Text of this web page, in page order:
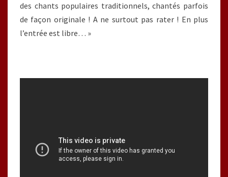
des chants populaires traditionnels, chantés parfois
de façon originale ! A ne surtout pas rater ! En plus
l’entrée est libre… »